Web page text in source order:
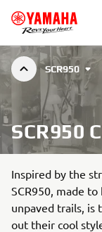
SCR950
SCR950
Inspired by the
SCR950, made
unpaved trails, is
out their cool